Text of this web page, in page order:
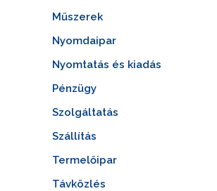
Műszerek
Nyomdaipar
Nyomtatás és kiadás
Pénzügy
Szolgáltatás
Szállítás
Termelőipar
Távközlés